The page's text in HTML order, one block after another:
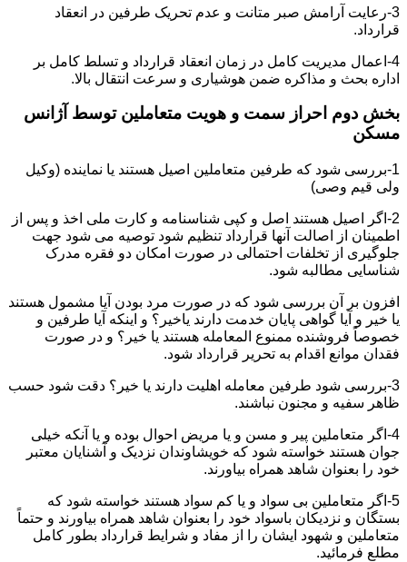
3-رعایت آرامش صبر متانت و عدم تحریک طرفین در انعقاد
قرارداد.
4-اعمال مدیریت کامل در زمان انعقاد قرارداد و تسلط کامل بر
اداره بحث و مذاکره ضمن هوشیاری و سرعت انتقال بالا.
بخش دوم احراز سمت و هویت متعاملین توسط آژانس
مسکن
1-بررسی شود که طرفین متعاملین اصیل هستند یا نماینده (وکیل
ولی قیم وصی)
2-اگر اصیل هستند اصل و کپی شناسنامه و کارت ملی اخذ و پس از
اطمینان از اصالت آنها قرارداد تنظیم شود توصیه می شود جهت
جلوگیری از تخلفات احتمالی در صورت امکان دو فقره مدرک
شناسایی مطالبه شود.
افزون بر آن بررسی شود که در صورت مرد بودن آیا مشمول هستند
یا خیر و آیا گواهی پایان خدمت دارند یاخیر؟ و اینکه آیا طرفین و
خصوصاً فروشنده ممنوع المعامله هستند یا خیر؟ و در صورت
فقدان موانع اقدام به تحریر قرارداد شود.
3-بررسی شود طرفین معامله اهلیت دارند یا خیر؟ دقت شود حسب
ظاهر سفیه و مجنون نباشند.
4-اگر متعاملین پیر و مسن و یا مریض احوال بوده و یا آنکه خیلی
جوان هستند خواسته شود که خویشاوندان نزدیک و آشنایان معتبر
خود را بعنوان شاهد همراه بیاورند.
5-اگر متعاملین بی سواد و یا کم سواد هستند خواسته شود که
بستگان و نزدیکان باسواد خود را بعنوان شاهد همراه بیاورند و حتماً
متعاملین و شهود ایشان را از مفاد و شرایط قرارداد بطور کامل
مطلع فرمائید.